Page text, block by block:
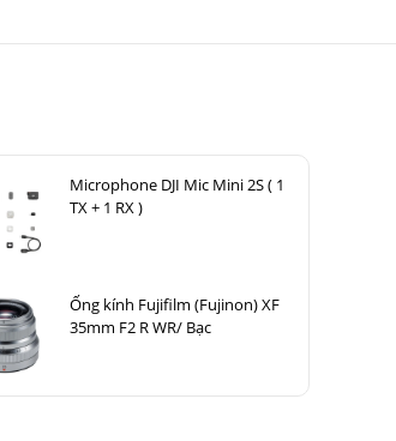
Microphone DJI Mic Mini 2S ( 1
TX + 1 RX )
Ống kính Fujifilm (Fujinon) XF
35mm F2 R WR/ Bạc